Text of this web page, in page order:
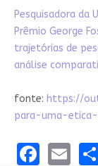
Pesquisadora da
Prêmio George
trajetórias de
análise
fonte: https://
para-uma-